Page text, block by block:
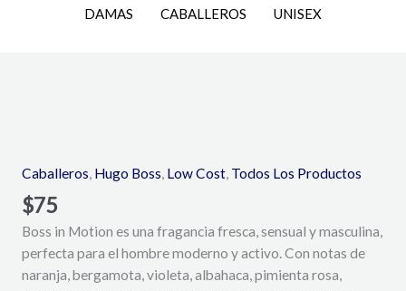
DAMAS CABALLEROS UNISEX
Caballeros Hugo Boss Low Cost, Todos Los Productos
$75
Boss in Motion es una fragancia fresca, sensual y masculina,
perfecta para el hombre moderno y activo. Con notas de
naranja, bergamota, violeta, albahaca, pimienta rosa,
Eau
de
Toilette
100
ml
-